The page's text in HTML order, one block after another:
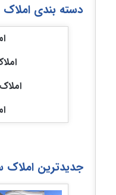
دسته بندی املاک
جدیدترین